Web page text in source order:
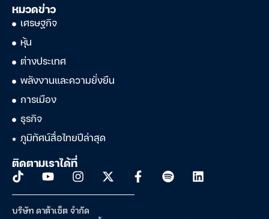
หมวดข่าว
เศรษฐกิจ
หุ้น
ต่างประเทศ
พลังงานและความยั่งยืน
การเมือง
ธุรกิจ
ภูมิทัศน์สื่อไทยปีล่าสุด
ติดตามเราได้ที่
บริษัท ดาต้าเซ็ต จำกัด